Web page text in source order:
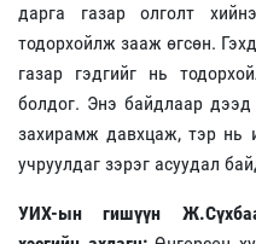
дарга газар олголт
тодорхойлж зааж өгсөн.
газар гэдгийг нь
болдог. Энэ байдлаар
захирамж давхцаж, тэр нь
учруулдаг зэрэг асуудал
УИХ-ын гишүүн